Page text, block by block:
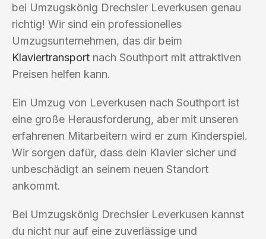
bei Umzugskönig Drechsler Leverkusen genau
richtig! Wir sind ein professionelles
Umzugsunternehmen, das dir beim
Klaviertransport nach Southport mit attraktiven
Preisen helfen kann.
Ein Umzug von Leverkusen nach Southport ist
eine große Herausforderung, aber mit unseren
erfahrenen Mitarbeitern wird er zum Kinderspiel.
Wir sorgen dafür, dass dein Klavier sicher und
unbeschädigt an seinem neuen Standort
ankommt.
Bei Umzugskönig Drechsler Leverkusen kannst
du nicht nur auf eine zuverlässige und